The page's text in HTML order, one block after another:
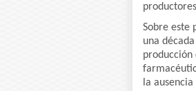
Sobre este
una
producción
la